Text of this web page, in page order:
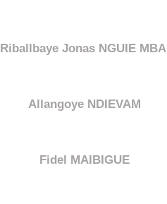
Riballbaye Jonas NGUIE
Allangoye NDIEVAM
Fidel MAIBIGUE